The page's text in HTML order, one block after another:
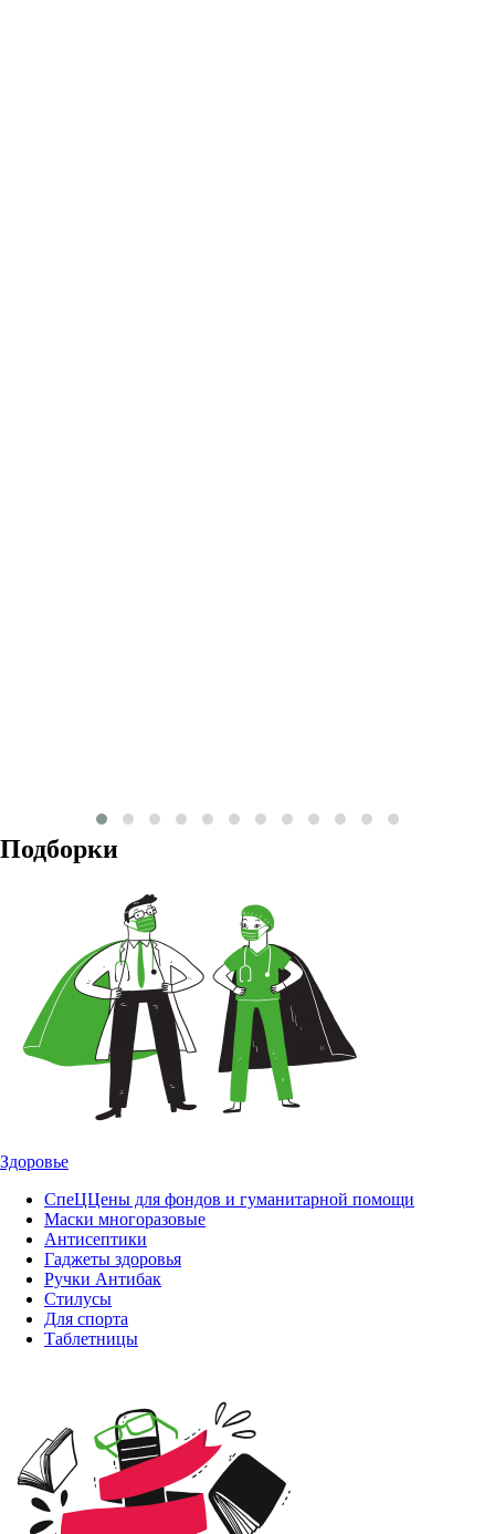
Подборки
Здоровье
СпеЦЦены для фондов и гуманитарной помощи
Маски многоразовые
Антисептики
Гаджеты здоровья
Ручки Антибак
Стилусы
Для спорта
Таблетницы